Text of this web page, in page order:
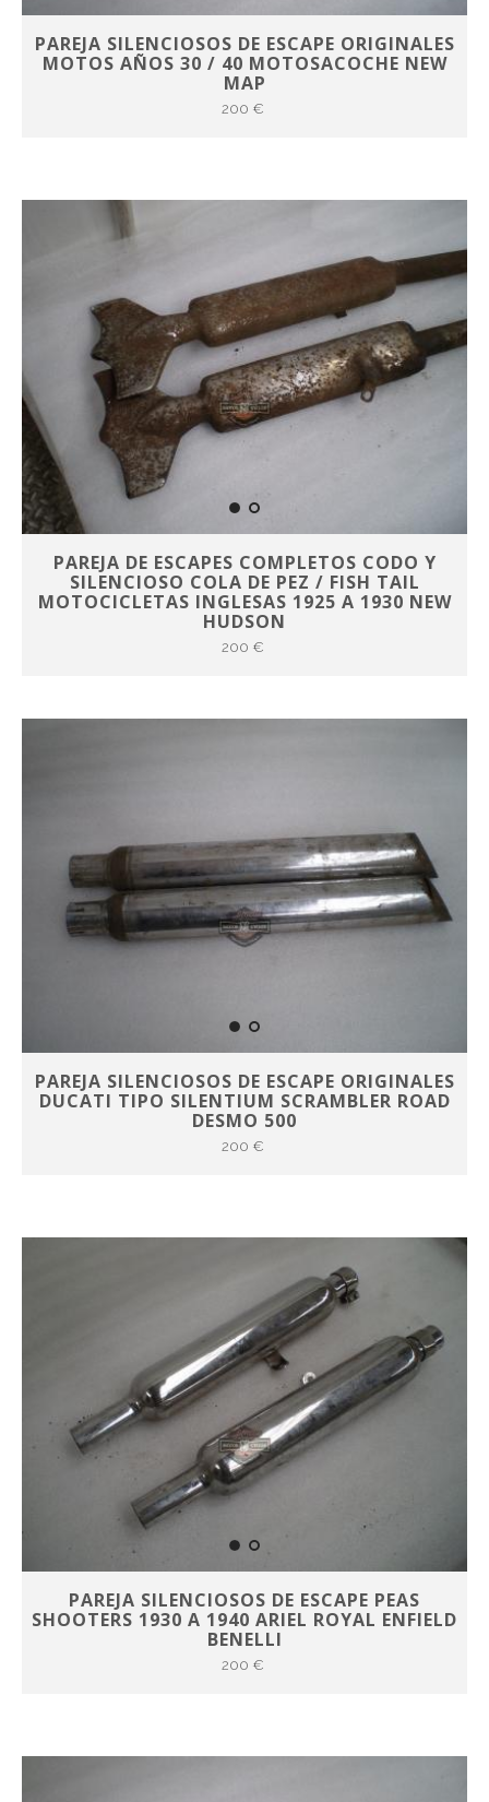
PAREJA SILENCIOSOS DE ESCAPE ORIGINALES
MOTOS AÑOS 30 / 40 MOTOSACOCHE NEW
MAP
200 €
PAREJA DE ESCAPES COMPLETOS CODO Y
SILENCIOSO COLA DE PEZ / FISH TAIL
MOTOCICLETAS INGLESAS 1925 A 1930 NEW
HUDSON
200 €
PAREJA SILENCIOSOS DE ESCAPE ORIGINALES
DUCATI TIPO SILENTIUM SCRAMBLER ROAD
DESMO 500
200 €
PAREJA SILENCIOSOS DE ESCAPE PEAS
SHOOTERS 1930 A 1940 ARIEL ROYAL ENFIELD
BENELLI
200 €